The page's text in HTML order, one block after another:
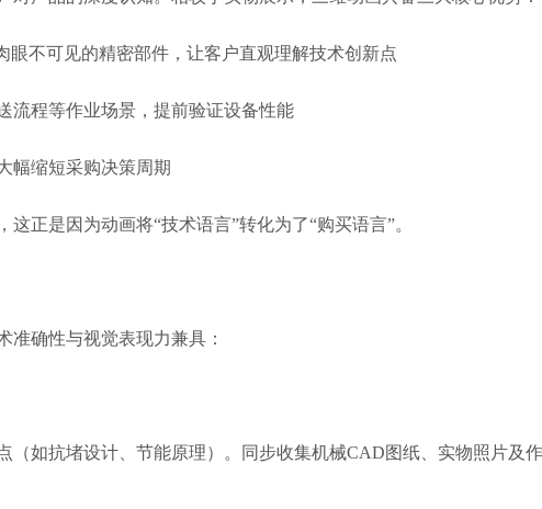
眼不可见的精密部件，让客户直观理解技术创新点
流程等作业场景，提前验证设备性能
幅缩短采购决策周期
正是因为动画将“技术语言”转化为了“购买语言”。
准确性与视觉表现力兼具：
如抗堵设计、节能原理）。同步收集机械CAD图纸、实物照片及